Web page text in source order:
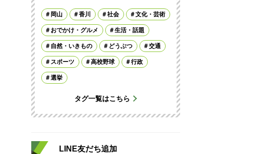
岡山 香川 社会 文化・芸術
おでかけ・グルメ 生活・話題
自然・いきもの どうぶつ 交通
スポーツ 高校野球 行政
選挙
タグ一覧はこちら
LINE友だち追加